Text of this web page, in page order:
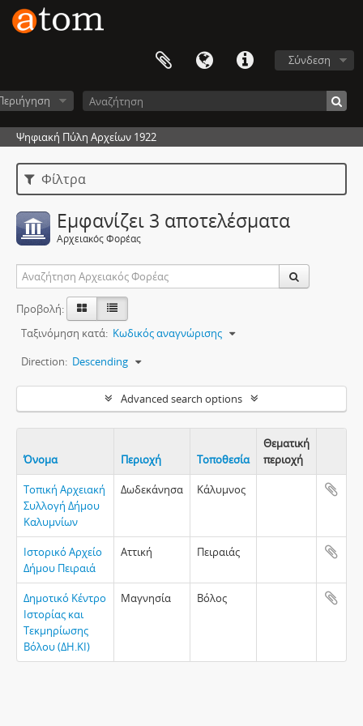
Σύνδεση
Ψηφιακή Πύλη Αρχείων 1922
Φίλτρα
Εμφανίζει 3 αποτελέσματα
Αρχειακός Φορέας
Προβολή:
Ταξινόμηση κατά: Κωδικός αναγνώρισης
Direction: Descending
Advanced search options
Όνομα Περιοχή Τοποθεσία
Θεματική
περιοχή
Τοπική Αρχειακή
Συλλογή Δήμου
Καλυμνίων
Δωδεκάνησα Κάλυμνος
Ιστορικό Αρχείο
Δήμου Πειραιά
Αττική Πειραιάς
Δημοτικό Κέντρο
Ιστορίας και
Τεκμηρίωσης
Βόλου (ΔΗ.ΚΙ)
Μαγνησία Βόλος